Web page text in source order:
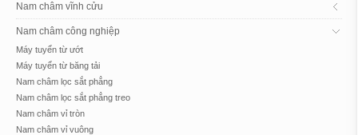
Nam châm vĩnh cửu
Nam châm công nghiệp
Máy tuyển từ ướt
Máy tuyển từ băng tải
Nam châm lọc sắt phẳng
Nam châm lọc sắt phẳng treo
Nam châm vỉ tròn
Nam châm vỉ vuông